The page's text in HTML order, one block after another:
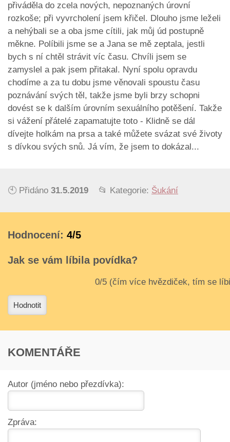
přiváděla do zcela nových, nepoznaných úrovní
rozkoše; při vyvrcholení jsem křičel. Dlouho jsme leželi
a nehýbali se a oba jsme cítili, jak můj úd postupně
měkne. Políbili jsme se a Jana se mě zeptala, jestli
bych s ní chtěl strávit víc času. Chvíli jsem se
zamyslel a pak jsem přitakal. Nyní spolu opravdu
chodíme a za tu dobu jsme věnovali spoustu času
poznávání svých těl, takže jsme byli brzy schopni
dovést se k dalším úrovním sexuálního potěšení. Takže
si vážení přátelé zapamatujte toto - Klidně se dál
dívejte holkám na prsa a také můžete svázat své životy
s dívkou svých snů. Já vím, že jsem to dokázal...
🕙 Přidáno 31.5.2019 📂 Kategorie: Šukání
Hodnocení: 4/5
Jak se vám líbila povídka?
Hodnotit
KOMENTÁŘE
Autor (jméno nebo přezdívka):
Zpráva: